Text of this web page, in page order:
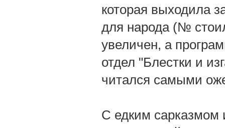
которая выходила
для народа (№
увеличен, а
отдел "Блестки и
читался самыми
С едким сарказмом